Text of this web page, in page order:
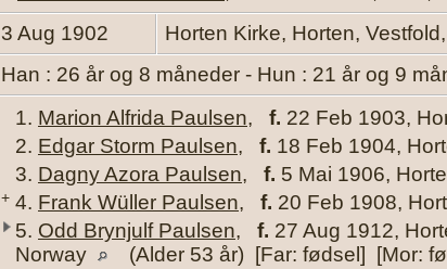
3 Aug 1902 Horten Kirke, Horten,
Han : 26 år og 8 måneder - Hun : 21 år og 9
1. Marion Alfrida Paulsen, f. 22 Feb 1903,
2. Edgar Storm Paulsen, f. 18 Feb 1904,
3. Dagny Azora Paulsen, f. 5 Mai 1906,
+ 4. Frank Wüller Paulsen, f. 20 Feb 1908,
5. Odd Brynjulf Paulsen, f. 27 Aug 1912,
Norway
(Alder 53 år) [Far: fødsel] [Mor: